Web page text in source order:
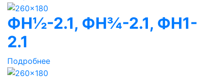
ФН½-2.1, ФН¾-2.1, ФН1-
2.1
Подробнее